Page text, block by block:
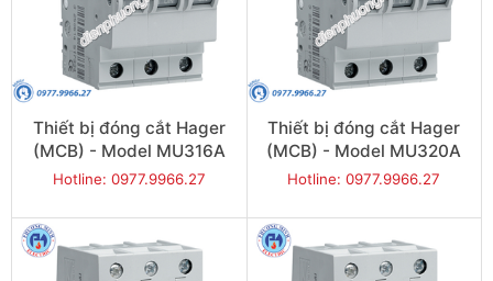
Thiết bị đóng cắt Hager
(MCB) - Model MU316A
Hotline: 0977.9966.27
Thiết bị đóng cắt Hager
(MCB) - Model MU320A
Hotline: 0977.9966.27